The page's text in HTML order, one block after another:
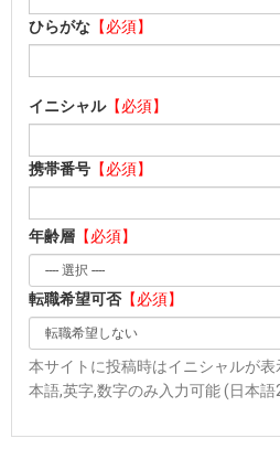
ひらがな 【必須】
イニシャル【必須】
携帯番号 【必須】
年齢層 【必須】
転職希望可否【必須】
本サイトに投稿時はイニシャルが
本語,英字,数字のみ入力可能 (日本語